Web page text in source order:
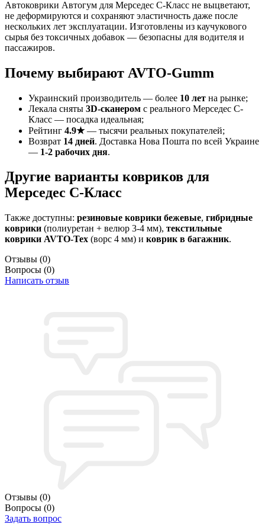
Автоковрики Автогум для Мерседес С-Класс не выцветают,
не деформируются и сохраняют эластичность даже после
нескольких лет эксплуатации. Изготовлены из каучукового
сырья без токсичных добавок — безопасны для водителя и
пассажиров.
Почему выбирают AVTO-Gumm
Украинский производитель — более 10 лет на рынке;
Лекала сняты 3D-сканером с реального Мерседес С-
Класс — посадка идеальная;
Рейтинг 4.9★— тысячи реальных покупателей;
Возврат 14 дней. Доставка Нова Пошта по всей Украине
— 1-2 рабочих дня.
Другие варианты ковриков для
Мерседес С-Класс
Также доступны: резиновые коврики бежевые, гибридные
коврики (полиуретан + велюр 3-4 мм), текстильные
коврики AVTO-Tex (ворс 4 мм) и коврик в багажник.
Отзывы (0)
Вопросы (0)
Написать отзыв
Отзывы (0)
Вопросы (0)
Задать вопрос